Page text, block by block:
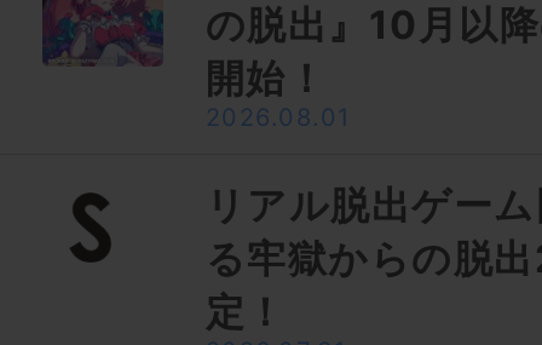
の脱出』10月以
開始！
2026.08.01
リアル脱出ゲー
る牢獄からの脱
定！